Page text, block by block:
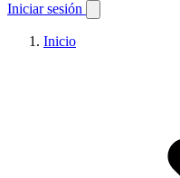
Iniciar sesión
Inicio